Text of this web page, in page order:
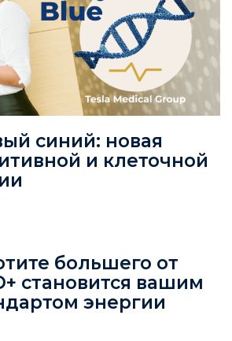
синий: новая
и клеточной
большего от
становится вашим
энергии